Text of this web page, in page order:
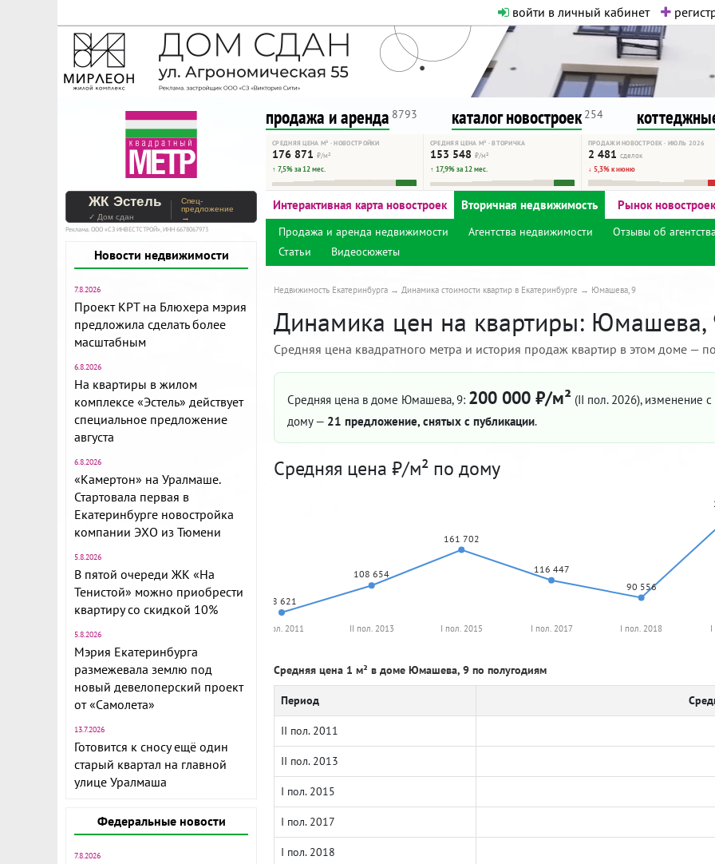
войти в личный кабинет
На Метре реклама - только нормальная. Никакого шок-
Помогайте независимому ресурсу, как он помогает вам.
продажа и аренда 8793 каталог новостроек 254
СРЕДНЯЯ ЦЕНА М² · НОВОСТРОЙКИ
176 871 ₽/м²
↑ 7,5% за 12 мес.
СРЕДНЯЯ ЦЕНА М² · ВТОРИЧКА
153 548 ₽/м²
↑ 17,9% за 12 мес.
ПРОДАЖИ НОВОСТРОЕК · ИЮЛЬ 2026
2 481 сделок
↓ 5,3% к июню
ЖК Эстель
✓ Дом сдан
Спец-
предложение
→
Реклама. ООО «СЗ ИНВЕСТСТРОЙ», ИНН 6678067973
Новости недвижимости
7.8.2026
Проект КРТ на Блюхера мэрия
предложила сделать более
масштабным
6.8.2026
На квартиры в жилом
комплексе «Эстель» действует
специальное предложение
августа
6.8.2026
«Камертон» на Уралмаше.
Стартовала первая в
Екатеринбурге новостройка
компании ЭХО из Тюмени
5.8.2026
В пятой очереди ЖК «На
Тенистой» можно приобрести
квартиру со скидкой 10%
5.8.2026
Мэрия Екатеринбурга
размежевала землю под
новый девелоперский проект
от «Самолета»
13.7.2026
Готовится к сносу ещё один
старый квартал на главной
улице Уралмаша
Федеральные новости
7.8.2026
Интерактивная карта новостроек Вторичная недвижимость Рынок новостроек
Продажа и аренда недвижимости Агентства недвижимости
Отзывы об
Статьи
Видеосюжеты
Недвижимость Екатеринбурга Динамика стоимости квартир в Екатеринбурге Юмашева, 9
Динамика цен на квартиры: Юмашева,
Средняя цена квадратного метра и история продаж квартир в этом доме —
Средняя цена в доме Юмашева, 9: 200 000 ₽/м² (II пол. 2026), изменение
дому — 21 предложение, снятых с публикации.
Средняя цена ₽/м² по дому
68 621
108 654
161 702
116 447
90 556
II пол. 2011 II пол. 2013 I пол. 2015 I пол. 2017 I пол. 2018 I
Средняя цена 1 м² в доме Юмашева, 9 по полугодиям
Период
II пол. 2011
II пол. 2013
I пол. 2015
I пол. 2017
I пол. 2018